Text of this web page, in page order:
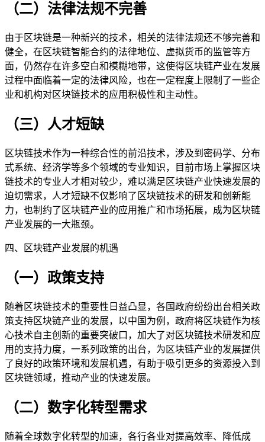
（二）法律法规不完善
由于区块链是一种新兴的技术，相关的法律法规还不够完善和
健全，在区块链智能合约的法律地位、虚拟货币的监管等方
面，仍然存在许多空白和模糊地带，这使得区块链产业在发展
过程中面临着一定的法律风险，也在一定程度上限制了一些企
业和机构对区块链技术的应用积极性和主动性。
（三）人才短缺
区块链技术作为一种综合性的前沿技术，涉及到密码学、分布
式系统、经济学等多个领域的专业知识，目前市场上掌握区块
链技术的专业人才相对较少，难以满足区块链产业快速发展的
迫切需求，人才短缺不仅影响了区块链技术的研发和创新能
力，也制约了区块链产业的应用推广和市场拓展，成为区块链
产业发展的一大瓶颈。
四、区块链产业发展的机遇
（一）政策支持
随着区块链技术的重要性日益凸显，各国政府纷纷出台相关政
策支持区块链产业的发展，以中国为例，政府将区块链作为核
心技术自主创新的重要突破口，加大了对区块链技术研发和应
用的支持力度，一系列政策的出台，为区块链产业的发展提供
了良好的政策环境和发展机遇，有助于吸引更多的资源投入到
区块链领域，推动产业的快速发展。
（二）数字化转型需求
随着全球数字化转型的加速，各行各业对提高效率、降低成